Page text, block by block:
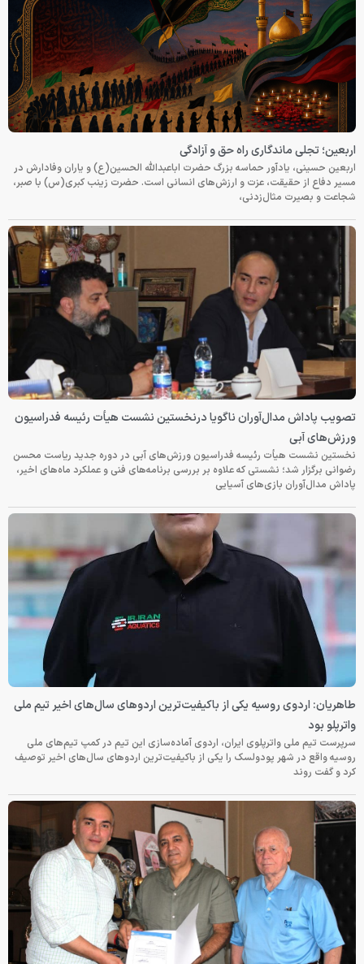
اربعین؛ تجلی ماندگاری راه حق و آزادگی
اربعین حسینی، یادآور حماسه بزرگ حضرت اباعبدالله الحسین(ع) و یاران وفادارش در
مسیر دفاع از حقیقت، عزت و ارزش‌های انسانی است. حضرت زینب کبری(س) با صبر،
شجاعت و بصیرت مثال‌زدنی،
تصویب پاداش مدال‌آوران ناگویا درنخستین نشست هیأت رئیسه فدراسیون
ورزش‌های آبی
نخستین نشست هیأت رئیسه فدراسیون ورزش‌های آبی در دوره جدید ریاست محسن
رضوانی برگزار شد؛ نشستی که علاوه بر بررسی برنامه‌های فنی و عملکرد ماه‌های اخیر،
پاداش مدال‌آوران بازی‌های آسیایی
طاهریان: اردوی روسیه یکی از باکیفیت‌ترین اردوهای سال‌های اخیر تیم ملی
واترپلو بود
سرپرست تیم ملی واترپلوی ایران، اردوی آماده‌سازی این تیم در کمپ تیم‌های ملی
روسیه واقع در شهر پودولسک را یکی از باکیفیت‌ترین اردوهای سال‌های اخیر توصیف
کرد و گفت روند